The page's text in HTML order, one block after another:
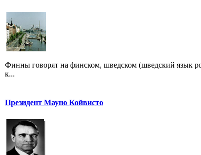
Финны говорят на финском, шведском (шведский язык
к...
Президент Мауно Койвисто